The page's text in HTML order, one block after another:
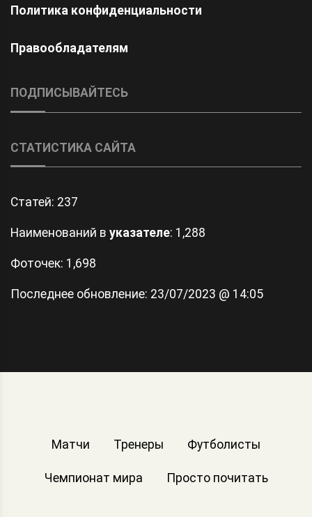
Политика конфиденциальности
Правообладателям
ПОДПИСЫВАЙТЕСЬ
СТАТИСТИКА САЙТА
Статей: 237
Наименований в указателе: 1,288
Фоточек: 1,698
Последнее обновление: 23/07/2023 @ 14:05
Матчи Тренеры Футболисты
Чемпионат мира Просто почитать